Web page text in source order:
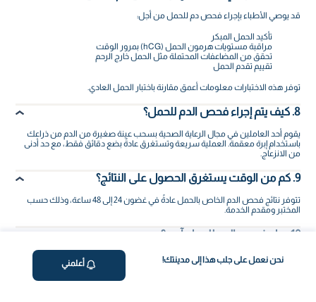
نحن نعمل على جلب هذا إلى مدينتك! أعلمني
قد يوصي الأطباء بإجراء فحص دم للحمل من أجل:
تأكيد الحمل المبكر
مراقبة مستويات هرمون الحمل (hCG) بمرور الوقت
تحقق من المضاعفات المحتملة مثل الحمل خارج الرحم
تقييم تقدم الحمل
توفر هذه الاختبارات معلومات أعمق مقارنة باختبار الحمل العادي.
8. كيف يتم إجراء فحص الدم للحمل؟
يقوم أحد العاملين في مجال الرعاية الصحية بسحب عينة صغيرة من الدم من ذراعك
باستخدام إبرة معقمة. العملية سريعة وتستغرق عادةً بضع دقائق فقط، مع حد أدنى
من الانزعاج.
9. كم من الوقت يستغرق الحصول على النتائج؟
تتوفر نتائج فحص الدم الخاص بالحمل عادةً في غضون 24 إلى 48 ساعة، وذلك حسب
المختبر ومقدم الخدمة.
10. هل فحص الدم للحمل آمن؟
نعم، فحص الدم للحمل آمن تماماً. إنه إجراء طبي روتيني ذو مخاطر منخفضة للغاية،
ويُستخدم على نطاق واسع في جميع أنحاء العالم لتأكيد الحمل ومراقبة صحة الأم.